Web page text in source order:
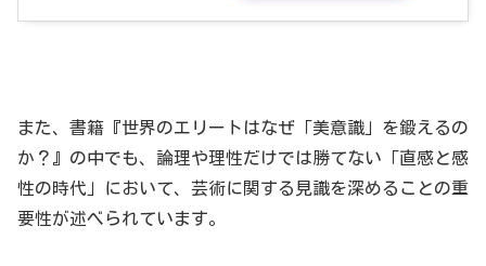
また、書籍『世界のエリートはなぜ「美意識」を鍛えるの
か？』の中でも、論理や理性だけでは勝てない「直感と感
性の時代」において、芸術に関する見識を深めることの重
要性が述べられています。